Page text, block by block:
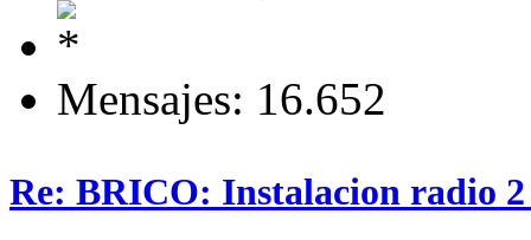
Mensajes: 16.652
Re: BRICO: Instalacion radio